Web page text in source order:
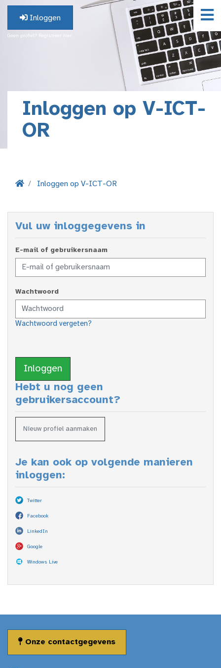
Inloggen
Geen profiel? Registreer hier.
Inloggen op V-ICT-
OR
Inloggen op V-ICT-OR
Vul uw inloggegevens in
E-mail of gebruikersnaam
Wachtwoord
Wachtwoord vergeten?
Inloggen
Hebt u nog geen
gebruikersaccount?
Nieuw profiel aanmaken
Je kan ook op volgende manieren
inloggen:
Twitter
Facebook
LinkedIn
Google
Windows Live
Onze contactgegevens